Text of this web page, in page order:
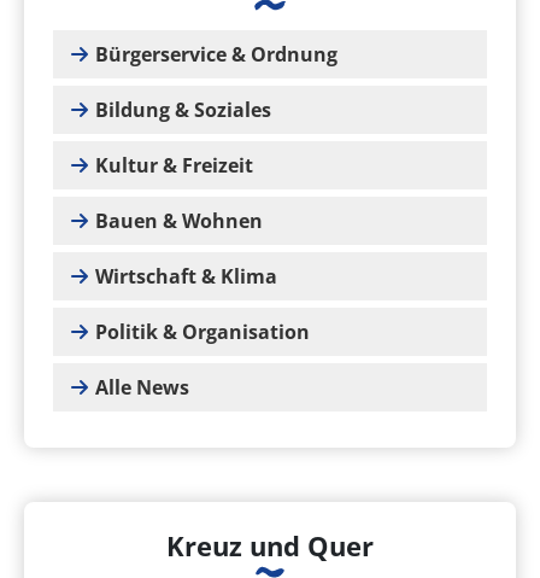
Bürgerservice & Ordnung
Bildung & Soziales
Kultur & Freizeit
Bauen & Wohnen
Wirtschaft & Klima
Politik & Organisation
Alle News
Kreuz und Quer